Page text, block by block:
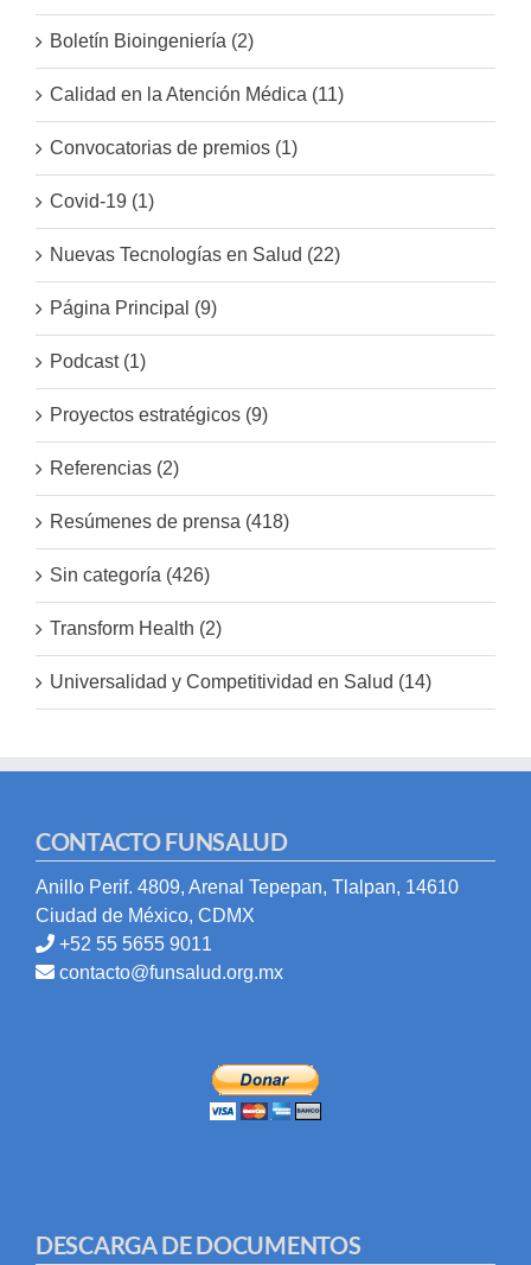
Boletín Bioingeniería (2)
Calidad en la Atención Médica (11)
Convocatorias de premios (1)
Covid-19 (1)
Nuevas Tecnologías en Salud (22)
Página Principal (9)
Podcast (1)
Proyectos estratégicos (9)
Referencias (2)
Resúmenes de prensa (418)
Sin categoría (426)
Transform Health (2)
Universalidad y Competitividad en Salud (14)
CONTACTO FUNSALUD
Anillo Perif. 4809, Arenal Tepepan, Tlalpan, 14610
Ciudad de México, CDMX
+52 55 5655 9011
contacto@funsalud.org.mx
DESCARGA DE DOCUMENTOS